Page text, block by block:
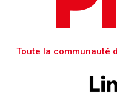
Toute la communauté